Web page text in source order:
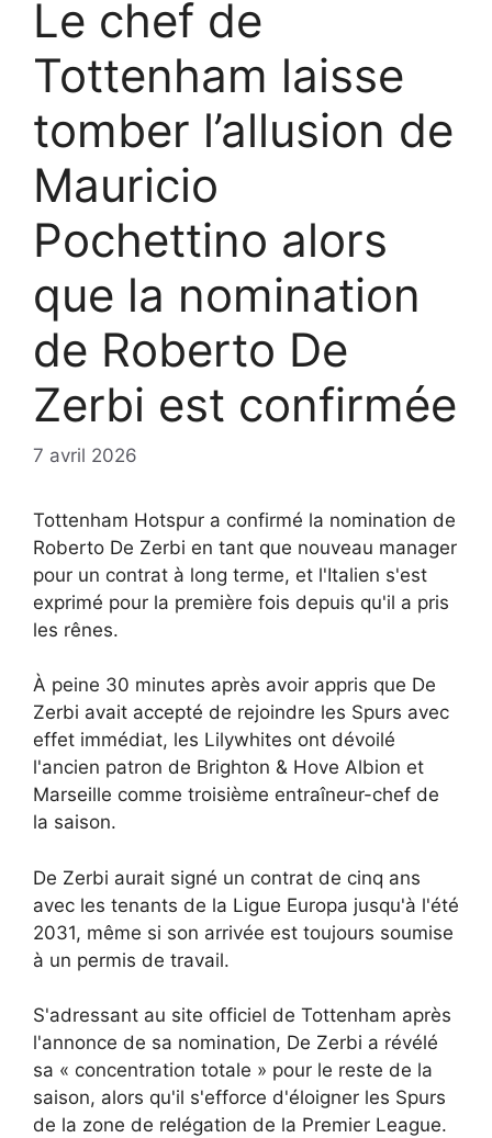
Le chef de
Tottenham laisse
tomber l’allusion de
Mauricio
Pochettino alors
que la nomination
de Roberto De
Zerbi est confirmée
7 avril 2026
Tottenham Hotspur a confirmé la nomination de
Roberto De Zerbi en tant que nouveau manager
pour un contrat à long terme, et l'Italien s'est
exprimé pour la première fois depuis qu'il a pris
les rênes.
À peine 30 minutes après avoir appris que De
Zerbi avait accepté de rejoindre les Spurs avec
effet immédiat, les Lilywhites ont dévoilé
l'ancien patron de Brighton & Hove Albion et
Marseille comme troisième entraîneur-chef de
la saison.
De Zerbi aurait signé un contrat de cinq ans
avec les tenants de la Ligue Europa jusqu'à l'été
2031, même si son arrivée est toujours soumise
à un permis de travail.
S'adressant au site officiel de Tottenham après
l'annonce de sa nomination, De Zerbi a révélé
sa « concentration totale » pour le reste de la
saison, alors qu'il s'efforce d'éloigner les Spurs
de la zone de relégation de la Premier League.